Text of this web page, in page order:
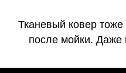
Тканевый ковер
после мойки. Даже